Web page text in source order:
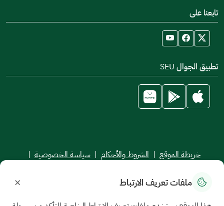
تابعنا على
تطبيق الجوال SEU
خريطة الموقع | الشروط والأحكام | سياسة الخصوصية |
جميع الحقوق محفوظة للجامعة السعودية الإلكترونية © 2026
ملفات تعريف الارتباط ×